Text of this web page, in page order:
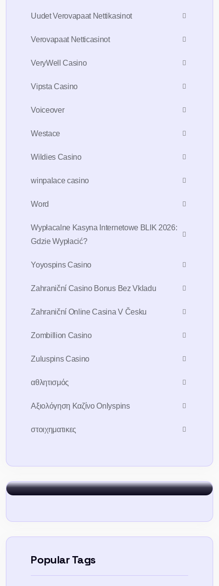
Uudet Verovapaat Nettikasinot
Verovapaat Netticasinot
VeryWell Casino
Vipsta Casino
Voiceover
Westace
Wildies Casino
winpalace casino
Word
Wypłacalne Kasyna Internetowe BLIK 2026:
Gdzie Wypłacić?
Yoyospins Casino
Zahraniční Casino Bonus Bez Vkladu
Zahraniční Online Casina V Česku
Zombillion Casino
Zuluspins Casino
αθλητισμός
Αξιολόγηση Καζίνο Onlyspins
στοιχηματικες
Sign Up For 7days
Free Trial AI
To take trivial example which ever
Popular Tags